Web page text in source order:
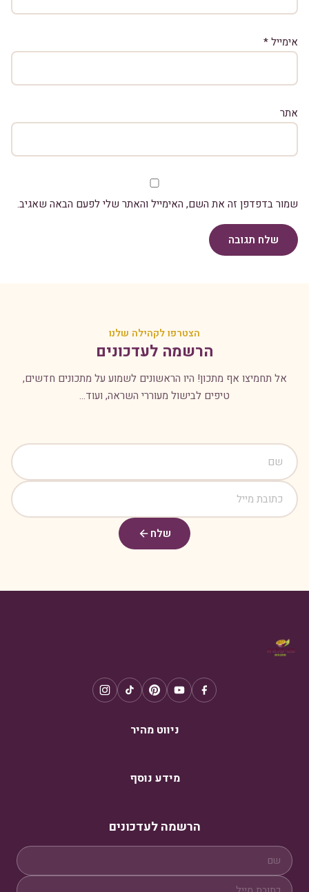
אימייל*
אתר
שמור בדפדפן זה את השם, האימייל והאתר שלי לפעם הבאה שאגיב.
שלח תגובה
הצטרפו לקהילה שלנו
הרשמה לעדכונים
אל תחמיצו אף מתכון! היו הראשונים לשמוע על מתכונים חדשים,
טיפים לבישול מעוררי השראה, ועוד...
שלח
ניווט מהיר
מידע נוסף
הרשמה לעדכונים